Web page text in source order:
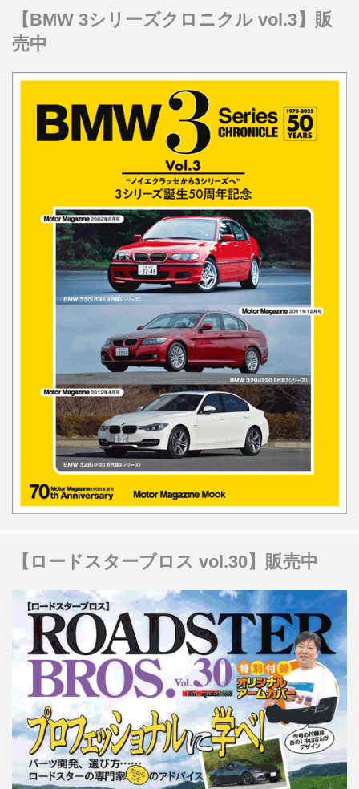
【BMW 3シリーズクロニクル vol.3】販
売中
【ロードスターブロス vol.30】販売中